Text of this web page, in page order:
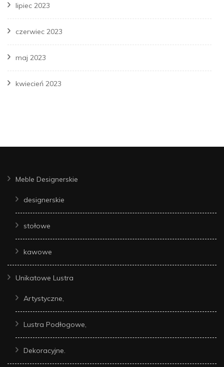
lipiec 2023
czerwiec 2023
maj 2023
kwiecień 2023
Meble Designerskie
designerskie
stołowe
kawowe
Unikatowe Lustra
Artystyczne,
Lustra Podłogowe,
Dekoracyjne.